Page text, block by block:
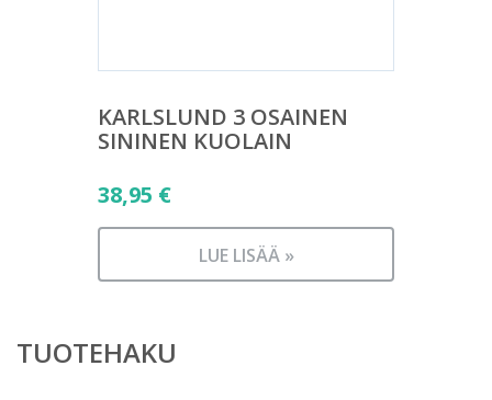
KARLSLUND 3 OSAINEN
SININEN KUOLAIN
38,95 €
LUE LISÄÄ »
TUOTEHAKU